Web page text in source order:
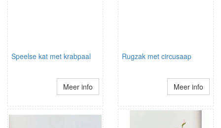
Speelse kat met krabpaal
Meer info
Rugzak met circusaap
Meer info